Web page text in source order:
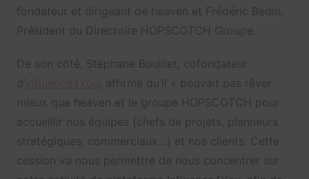
fondateur et dirigeant de heaven et Frédéric Bedin,
Président du Directoire HOPSCOTCH Groupe.
De son côté, Stéphane Bouillet, cofondateur
d’
, affirme qu’il «
pouvait pas rêver
mieux que heaven et le groupe HOPSCOTCH pour
accueillir nos équipes (chefs de projets, planneurs
stratégiques, commerciaux…) et nos clients. Cette
cession va nous permettre de nous concentrer sur